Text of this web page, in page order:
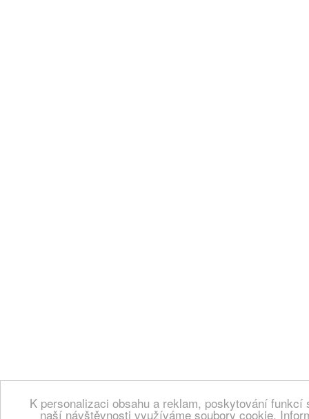
K personalizaci obsahu a reklam, poskytování
naší návštěvnosti využíváme soubory cookie.